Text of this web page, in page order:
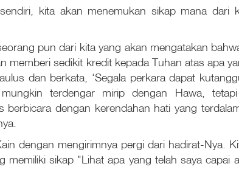
kita akan menemukan sikap mana dari
pun dari kita yang akan mengatakan
memberi sedikit kredit kepada Tuhan atas apa
dan berkata, ‘Segala perkara dapat
terdengar mirip dengan Hawa,
berbicara dengan kerendahan hati yang
dengan mengirimnya pergi dari hadirat-Nya.
memiliki sikap "Lihat apa yang telah saya